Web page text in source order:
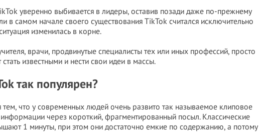
уверенно выбивается в лидеры, оставив позади даже по-прежнему
в самом начале своего существования TikTok считался исключительно
изменилась в корне.
врачи, продвинутые специалисты тех или иных профессий, просто
известными и нести свои идеи в массы.
так популярен?
тем, что у современных людей очень развито так называемое клиповое
через короткий, фрагментированный посыл. Классические
1 минуты, при этом они достаточно емкие по содержанию, а потому